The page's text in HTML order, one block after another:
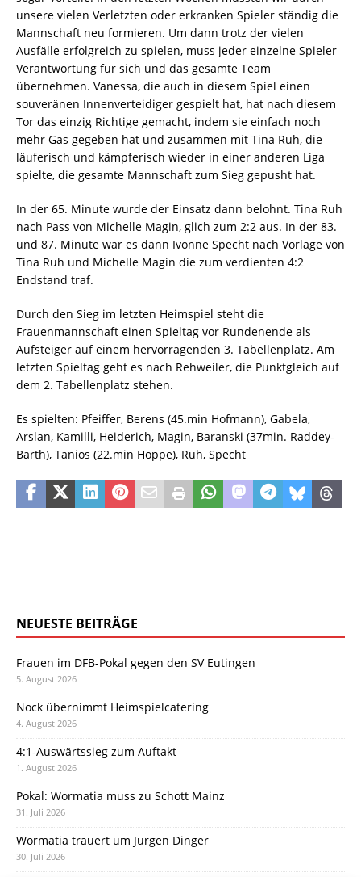
unsere vielen Verletzten oder erkranken Spieler ständig die
Mannschaft neu formieren. Um dann trotz der vielen
Ausfälle erfolgreich zu spielen, muss jeder einzelne Spieler
Verantwortung für sich und das gesamte Team
übernehmen. Vanessa, die auch in diesem Spiel einen
souveränen Innenverteidiger gespielt hat, hat nach diesem
Tor das einzig Richtige gemacht, indem sie einfach noch
mehr Gas gegeben hat und zusammen mit Tina Ruh, die
läuferisch und kämpferisch wieder in einer anderen Liga
spielte, die gesamte Mannschaft zum Sieg gepusht hat.
In der 65. Minute wurde der Einsatz dann belohnt. Tina Ruh
nach Pass von Michelle Magin, glich zum 2:2 aus. In der 83.
und 87. Minute war es dann Ivonne Specht nach Vorlage von
Tina Ruh und Michelle Magin die zum verdienten 4:2
Endstand traf.
Durch den Sieg im letzten Heimspiel steht die
Frauenmannschaft einen Spieltag vor Rundenende als
Aufsteiger auf einem hervorragenden 3. Tabellenplatz. Am
letzten Spieltag geht es nach Rehweiler, die Punktgleich auf
dem 2. Tabellenplatz stehen.
Es spielten: Pfeiffer, Berens (45.min Hofmann), Gabela,
Arslan, Kamilli, Heiderich, Magin, Baranski (37min. Raddey-
Barth), Tanios (22.min Hoppe), Ruh, Specht
NEUESTE BEITRÄGE
Frauen im DFB-Pokal gegen den SV Eutingen
5. August 2026
Nock übernimmt Heimspielcatering
4. August 2026
4:1-Auswärtssieg zum Auftakt
1. August 2026
Pokal: Wormatia muss zu Schott Mainz
31. Juli 2026
Wormatia trauert um Jürgen Dinger
30. Juli 2026